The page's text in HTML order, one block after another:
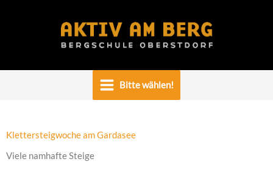
Bitte wählen!
Klettersteigwoche am Gardasee
Viele namhafte Steige